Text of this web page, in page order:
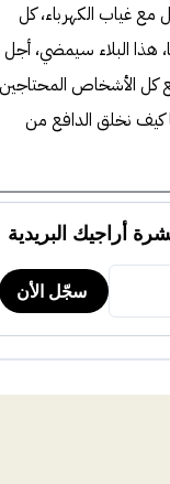
غياب الكهرباء، كل
هذا البلاء سيمضي، أجل
كل الأشخاص المحتاجين
كيف نخلق الدافع من